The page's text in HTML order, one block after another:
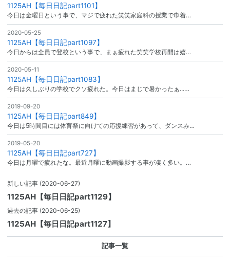
1125AH【毎日日記part1101】
今日は金曜日という事で、マジで疲れた笑笑家庭科の授業で巾着…
2020-05-25
1125AH【毎日日記part1097】
今日からは全員で登校という事で、まぁ疲れた笑笑学校再開は嬉…
2020-05-11
1125AH【毎日日記part1083】
今日は久しぶりの学校でクソ疲れた。今日はまじで暑かったぁ...…
2019-09-20
1125AH【毎日日記part849】
今日は5時間目には体育祭に向けての応援練習があって、ダンスみ…
2019-05-20
1125AH【毎日日記part727】
今日は月曜で疲れたな。最近月曜に動画撮影する事が凄く多い。…
新しい記事 (2020-06-27)
1125AH【毎日日記part1129】
過去の記事 (2020-06-25)
1125AH【毎日日記part1127】
記事一覧